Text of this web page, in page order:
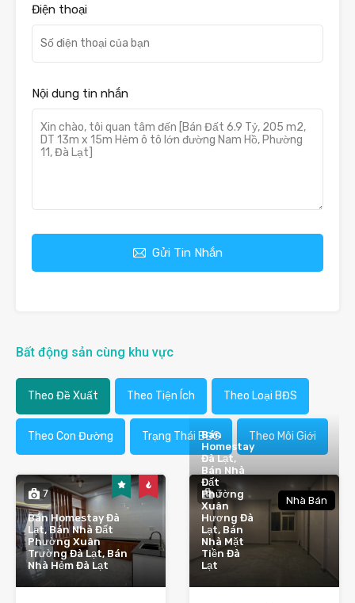
Điện thoại
Nội dung tin nhắn
Gửi Tin Nhắn
Bất động sản cùng khu vực
Theo Đề Xuất Theo Tiện Ích Theo Loại BĐS
Theo Con Đường Trạng Thái BĐS Theo Môi Giới
7
Bán Homestay Đà
Lạt, Bán Nhà Đất
Phường Xuân
Trường Đà Lạt, Bán
Nhà Hẻm Đà Lạt
3
Bán
Homestay
Đà Lạt,
Bán Nhà
Đất
Phường
Xuân
Hương Đà
Lạt, Bán
Nhà Mặt
Tiền Đà
Lạt
Nhà Bán